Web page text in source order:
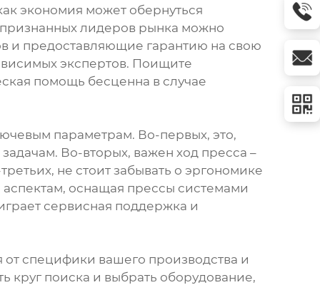
экономия может обернуться
лидеров рынка можно
и предоставляющие гарантию на свою
экспертов. Поищите
помощь бесценна в случае
параметрам. Во-первых, это,
Во-вторых, важен ход пресса –
не стоит забывать о эргономике
оснащая прессы системами
сервисная поддержка и
специфики вашего производства и
поиска и выбрать оборудование,